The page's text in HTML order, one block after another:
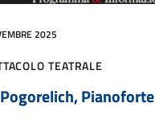
2025
TEATRALE
Pianoforte